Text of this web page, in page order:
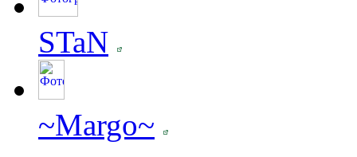
STaN
~Margo~